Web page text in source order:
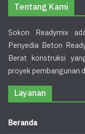
Tentang Kami
Sokon Readymix
Penyedia Beton
Berat konstruksi
proyek pembangunan
Layanan
Beranda